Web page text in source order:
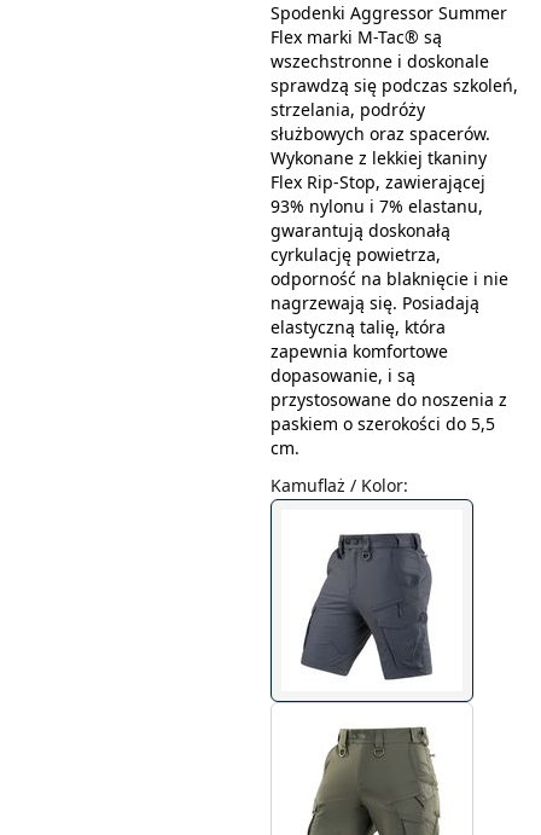
Spodenki Aggressor Summer
Flex marki M-Tac® są
wszechstronne i doskonale
sprawdzą się podczas szkoleń,
strzelania, podróży
służbowych oraz spacerów.
Wykonane z lekkiej tkaniny
Flex Rip-Stop, zawierającej
93% nylonu i 7% elastanu,
gwarantują doskonałą
cyrkulację powietrza,
odporność na blaknięcie i nie
nagrzewają się. Posiadają
elastyczną talię, która
zapewnia komfortowe
dopasowanie, i są
przystosowane do noszenia z
paskiem o szerokości do 5,5
cm.
Kamuflaż / Kolor: